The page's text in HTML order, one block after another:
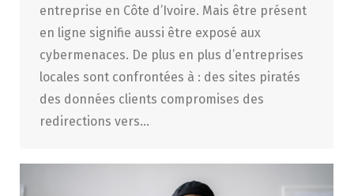
entreprise en Côte d’Ivoire. Mais être présent
en ligne signifie aussi être exposé aux
cybermenaces. De plus en plus d’entreprises
locales sont confrontées à : des sites piratés
des données clients compromises des
redirections vers…